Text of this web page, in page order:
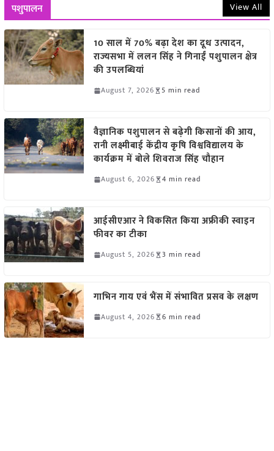
पशुपालन View All
10 साल में 70% बढ़ा देश का दूध उत्पादन,
राज्यसभा में ललन सिंह ने गिनाईं पशुपालन क्षेत्र
की उपलब्धियां
August 7, 2026 5 min read
वैज्ञानिक पशुपालन से बढ़ेगी किसानों की आय,
रानी लक्ष्मीबाई केंद्रीय कृषि विश्वविद्यालय के
कार्यक्रम में बोले शिवराज सिंह चौहान
August 6, 2026 4 min read
आईसीएआर ने विकसित किया अफ्रीकी स्वाइन
फीवर का टीका
August 5, 2026 3 min read
गाभिन गाय एवं भैंस में संभावित प्रसव के लक्षण
August 4, 2026 6 min read